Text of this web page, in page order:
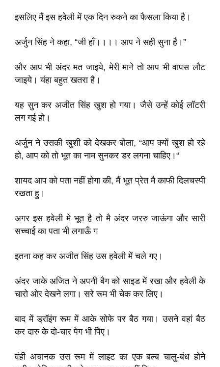
इसलिए मैं इस हवेली में एक दिन रुकने का फैसला किया है।
अर्जुन सिंह ने कहा, “जी हाँ।।।। आप ने सही सुना है।”
और आप भी अंदर मत जाइये, मेरी माने तो आप भी वापस लौट
जाइये। यंहा बहुत खतरा है।
यह सुन कर अजीत सिंह खुश हो गया। जैसे उन्हें कोई लॉटरी
लग गई हो।
अर्जुन ने उसकी खुशी को देखकर बोला, “आप क्यों खुश हो रहे
हो, आप को तो भूत का नाम सुनकर डर लगना चाहिए।“
शायद आप को पता नहीं होगा की, मैं भूत प्रेत मै काफी दिलचस्पी
रखता हु।
अगर इस हवेली मे भूत है तो मै अंदर जररु जाऊंगा और सारी
सच्चाई का पता भी लगाऊँ ग
इतना कह कर अजीत सिंह उस हवेली में चले गए।
अंदर जाके अजित ने अपनी बैग को साइड में रखा और हवेली के
चारो ओर देखने लगा। सरे रूम भी चेक कर लिए।
बाद में ड्रॉइंग रूम में आके सोफे पर बैठ गया। उसने वहां बैठ
कर दारु के दो-चार पेग भी पिए।
वंही अचानक उस रूम में लाइट का एक बल्ब चालु-बंध होने